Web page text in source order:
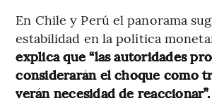
En Chile y Perú el panorama
estabilidad en la política
explica que “las autoridades
considerarán el choque como
verán necesidad de reaccionar”.